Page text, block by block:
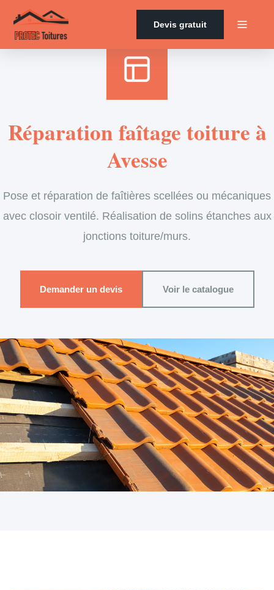
Devis gratuit
Réparation faîtage toiture à
Avesse
Pose et réparation de faîtières scellées ou mécaniques
avec closoir ventilé. Réalisation de solins étanches aux
jonctions toiture/murs.
Demander un devis Voir le catalogue